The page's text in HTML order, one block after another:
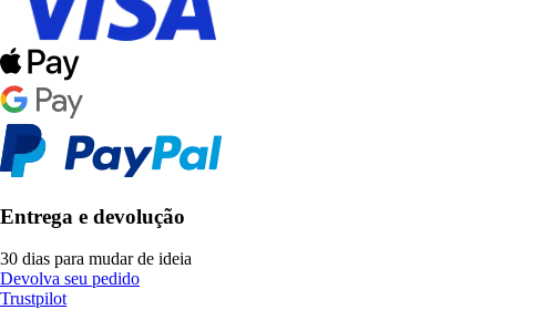
Entrega e devolução
30 dias para mudar de ideia
Devolva seu pedido
Trustpilot